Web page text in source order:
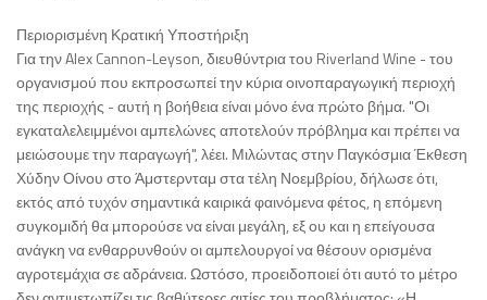
Περιορισμένη Κρατική Υποστήριξη
Για την Alex Cannon-Leyson, διευθύντρια του Riverland Wine - του
οργανισμού που εκπροσωπεί την κύρια οινοπαραγωγική περιοχή
της περιοχής - αυτή η βοήθεια είναι μόνο ένα πρώτο βήμα. "Οι
εγκαταλελειμμένοι αμπελώνες αποτελούν πρόβλημα και πρέπει να
μειώσουμε την παραγωγή", λέει. Μιλώντας στην Παγκόσμια Έκθεση
Χύδην Οίνου στο Άμστερνταμ στα τέλη Νοεμβρίου, δήλωσε ότι,
εκτός από τυχόν σημαντικά καιρικά φαινόμενα φέτος, η επόμενη
συγκομιδή θα μπορούσε να είναι μεγάλη, εξ ου και η επείγουσα
ανάγκη να ενθαρρυνθούν οι αμπελουργοί να θέσουν ορισμένα
αγροτεμάχια σε αδράνεια. Ωστόσο, προειδοποιεί ότι αυτό το μέτρο